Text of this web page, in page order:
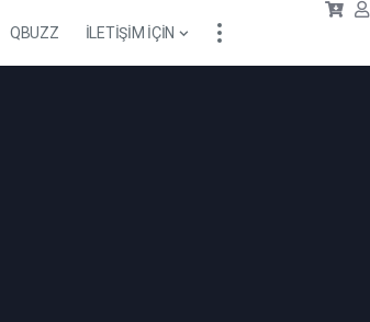
QBUZZ İLETİŞİM İÇİN